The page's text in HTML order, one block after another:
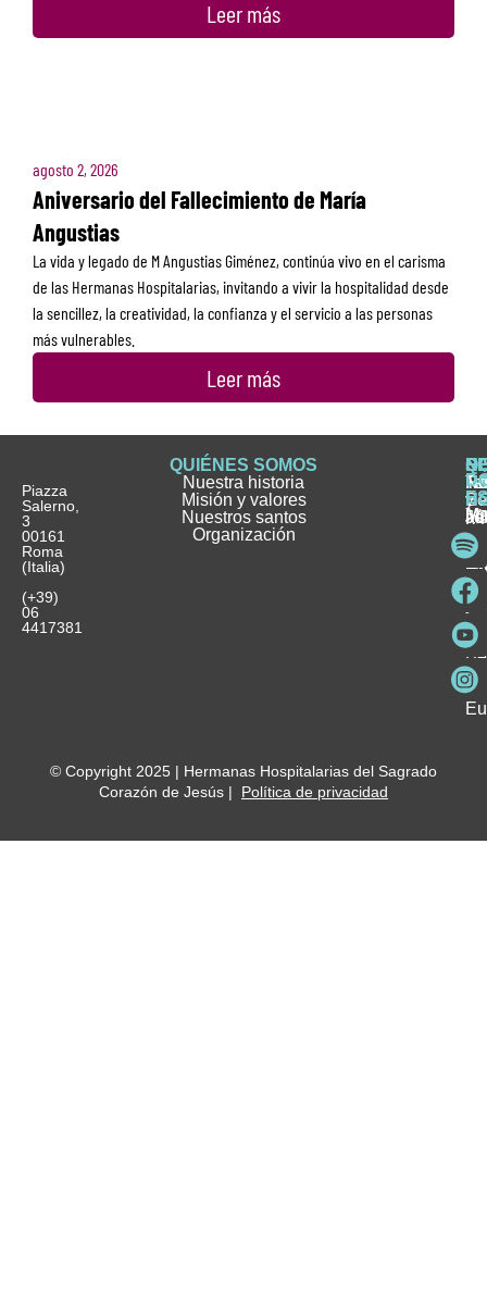
Leer más
agosto 2, 2026
Aniversario del Fallecimiento de María
Angustias
La vida y legado de M Angustias Giménez, continúa vivo en el carisma
de las Hermanas Hospitalarias, invitando a vivir la hospitalidad desde
la sencillez, la creatividad, la confianza y el servicio a las personas
más vulnerables.
Leer más
Piazza
Salerno,
3
00161
Roma
(Italia)
(+39)
06
4417381
QUIÉNES SOMOS
Nuestra historia
Misión y valores
Nuestros santos
Organización
e
y
y
© Copyright 2025 | Hermanas Hospitalarias del Sagrado
Corazón de Jesús | Política de privacidad